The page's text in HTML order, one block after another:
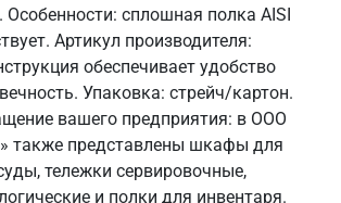
Особенности: сплошная полка AISI
Артикул производителя:
обеспечивает удобство
Упаковка: стрейч/картон.
вашего предприятия: в ООО
также представлены шкафы для
тележки сервировочные,
и полки для инвентаря.